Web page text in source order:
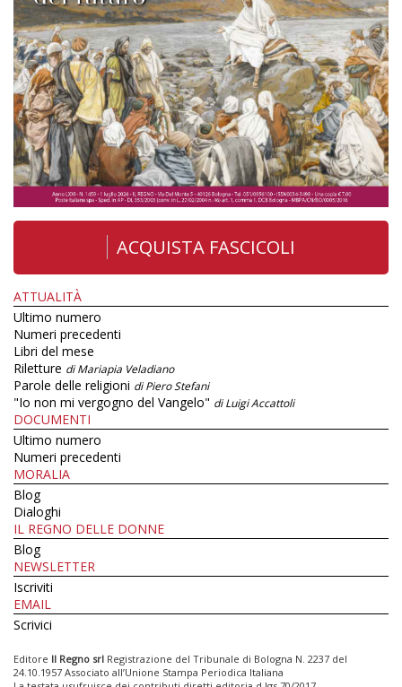
ACQUISTA FASCICOLI
ATTUALITÀ
Ultimo numero
Numeri precedenti
Libri del mese
Riletture di Mariapia Veladiano
Parole delle religioni di Piero Stefani
"Io non mi vergogno del Vangelo" di Luigi Accattoli
DOCUMENTI
Ultimo numero
Numeri precedenti
MORALIA
Blog
Dialoghi
IL REGNO DELLE DONNE
Blog
NEWSLETTER
Iscriviti
EMAIL
Scrivici
Editore Il Regno srl Registrazione del Tribunale di Bologna N. 2237 del
24.10.1957 Associato all’Unione Stampa Periodica Italiana